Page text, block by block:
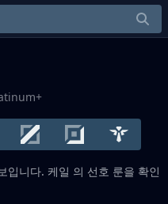
입니다. 케일 의 선호 룬을 확인